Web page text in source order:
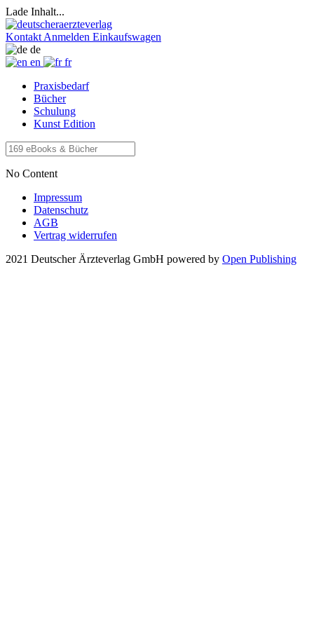
Lade Inhalt...
Kontakt Anmelden Einkaufswagen
de
en
fr
Praxisbedarf
Bücher
Schulung
Kunst Edition
No Content
Impressum
Datenschutz
AGB
Vertrag widerrufen
2021 Deutscher Ärzteverlag GmbH powered by Open Publishing